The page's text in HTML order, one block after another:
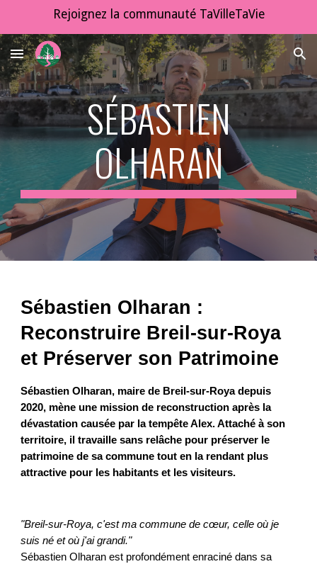
Rejoignez la communauté TaVilleTaVie
SÉBASTIEN
OLHARAN
Sébastien Olharan :
Reconstruire Breil-sur-Roya
et Préserver son Patrimoine
Sébastien Olharan, maire de Breil-sur-Roya depuis
2020, mène une mission de reconstruction après la
dévastation causée par la tempête Alex. Attaché à son
territoire, il travaille sans relâche pour préserver le
patrimoine de sa commune tout en la rendant plus
attractive pour les habitants et les visiteurs.
"Breil-sur-Roya, c'est ma commune de cœur, celle où je
suis né et où j'ai grandi."
Sébastien Olharan est profondément enraciné dans sa